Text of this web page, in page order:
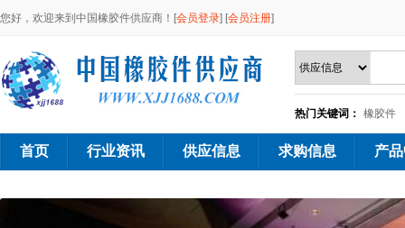
您好，欢迎来到中国橡胶件供应商！[会员登录] [会员注册]
热门关键词： 橡胶件
首页 行业资讯 供应信息 求购信息 产